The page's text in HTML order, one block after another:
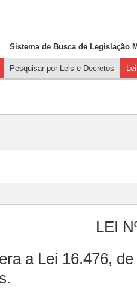
Sistema de Busca de Legislação
Pesquisar por Leis e Decretos
LEI
a Lei 16.476,